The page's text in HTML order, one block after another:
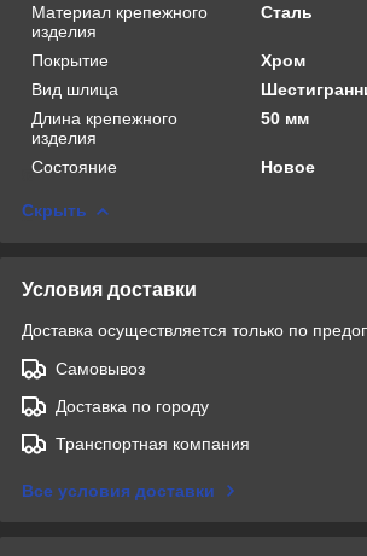
Материал крепежного
изделия
Сталь
Покрытие
Хром
Вид шлица
Длина крепежного
изделия
50 мм
Состояние Новое
Скрыть
Условия доставки
Доставка осуществляется только по
Самовывоз
Доставка по городу
Транспортная компания
Все условия доставки